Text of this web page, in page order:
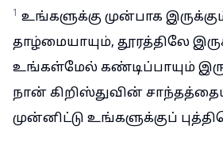
1 உங்களுக்கு முன்பாக
தாழ்மையாயும், தூரத்திலே
உங்கள்மேல் கண்டிப்பாயும்
நான் கிறிஸ்துவின்
முன்னிட்டு உங்களுக்குப்